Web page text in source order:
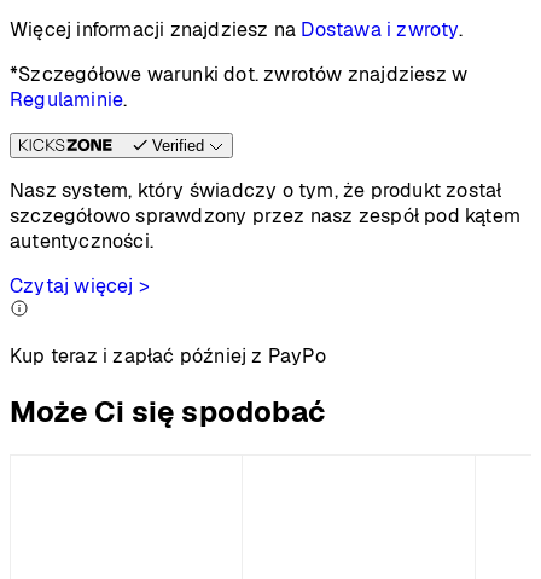
Więcej informacji znajdziesz na Dostawa i zwroty.
*Szczegółowe warunki dot. zwrotów znajdziesz w
Regulaminie.
Verified
Nasz system, który świadczy o tym, że produkt został
szczegółowo sprawdzony przez nasz zespół pod kątem
autentyczności.
Czytaj więcej >
Kup teraz i zapłać później z PayPo
Może Ci się spodobać